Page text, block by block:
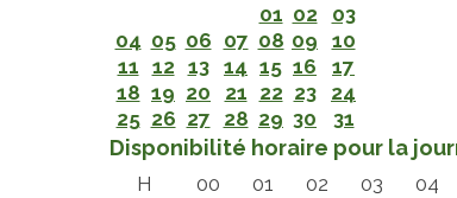
01 02
03
04 05 06 07 08 09
10
11 12 13 14 15 16
17
18 19 20 21 22 23
24
25 26 27 28 29 30 31
Disponibilité horaire pour la
H 00 01 02 03 04